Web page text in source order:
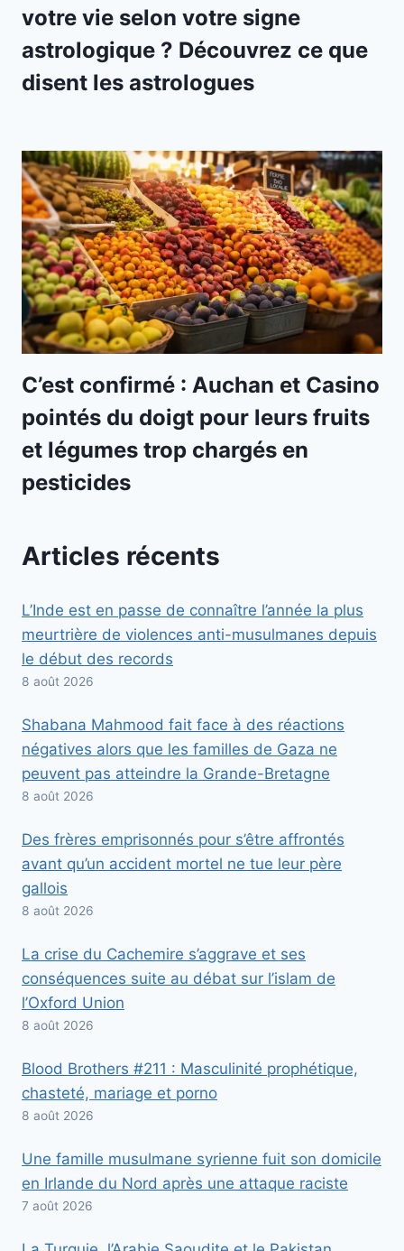
votre vie selon votre signe
astrologique ? Découvrez ce que
disent les astrologues
C’est confirmé : Auchan et Casino
pointés du doigt pour leurs fruits
et légumes trop chargés en
pesticides
Articles récents
L’Inde est en passe de connaître l’année la plus
meurtrière de violences anti-musulmanes depuis
le début des records
8 août 2026
Shabana Mahmood fait face à des réactions
négatives alors que les familles de Gaza ne
peuvent pas atteindre la Grande-Bretagne
8 août 2026
Des frères emprisonnés pour s’être affrontés
avant qu’un accident mortel ne tue leur père
gallois
8 août 2026
La crise du Cachemire s’aggrave et ses
conséquences suite au débat sur l’islam de
l’Oxford Union
8 août 2026
Blood Brothers #211 : Masculinité prophétique,
chasteté, mariage et porno
8 août 2026
Une famille musulmane syrienne fuit son domicile
en Irlande du Nord après une attaque raciste
7 août 2026